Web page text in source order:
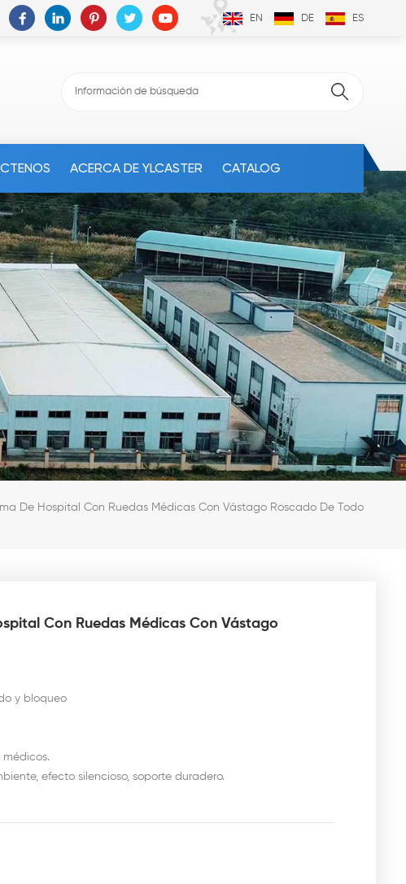
EN DE ES
ACERCA DE YLCASTER CATALOG
De Hospital Con Ruedas Médicas Con Vástago Roscado De Todo
Con Ruedas Médicas Con Vástago
y bloqueo
efecto silencioso, soporte duradero.